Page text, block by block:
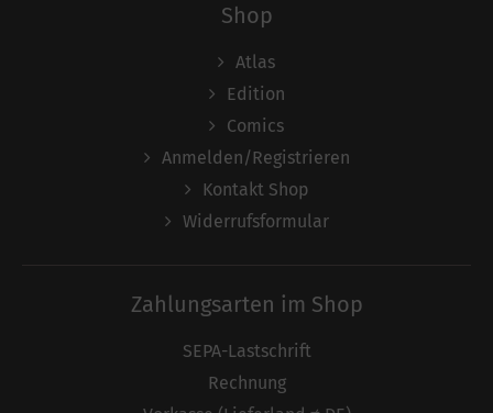
Shop
Atlas
Edition
Comics
Anmelden/Registrieren
Kontakt Shop
Widerrufsformular
Zahlungsarten im Shop
SEPA-Lastschrift
Rechnung